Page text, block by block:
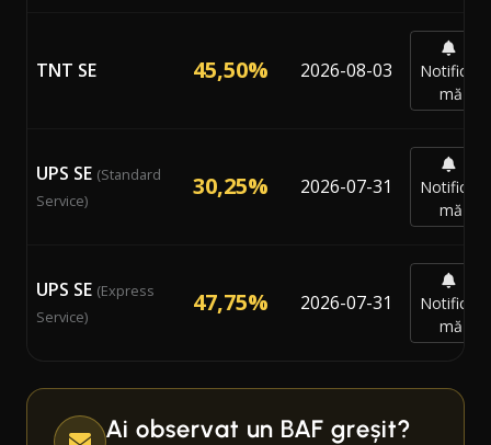
TNT SE 45,50% 2026-08-03
Notifică-
mă
UPS SE (Standard
Service)
30,25% 2026-07-31
Notifică-
mă
UPS SE (Express
Service)
47,75% 2026-07-31
Notifică-
mă
Ai observat un BAF greșit?